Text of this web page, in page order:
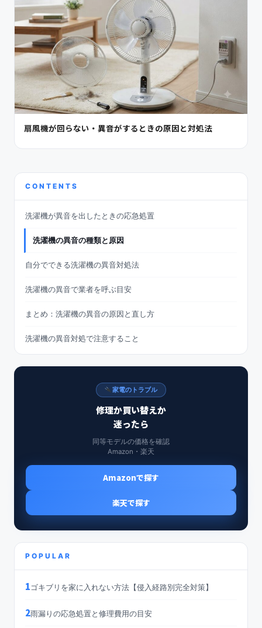
扇風機が回らない・異音がするときの原因と対処法
CONTENTS
洗濯機が異音を出したときの応急処置
洗濯機の異音の種類と原因
自分でできる洗濯機の異音対処法
洗濯機の異音で業者を呼ぶ目安
まとめ：洗濯機の異音の原因と直し方
洗濯機の異音対処で注意すること
家電のトラブル
修理か買い替えか
迷ったら
同等モデルの価格を確認
Amazon・楽天
Amazonで探す
楽天で探す
POPULAR
1ゴキブリを家に入れない方法【侵入経路別完全対策】
2雨漏りの応急処置と修理費用の目安